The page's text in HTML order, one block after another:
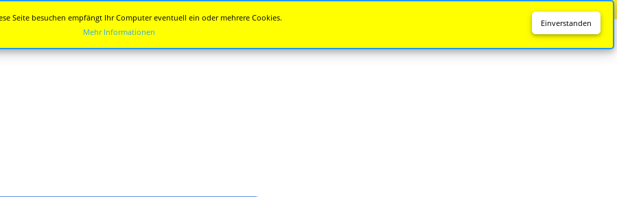
Einverstanden
Seite besuchen empfängt Ihr Computer eventuell ein oder mehrere Cookies.
Mehr Informationen